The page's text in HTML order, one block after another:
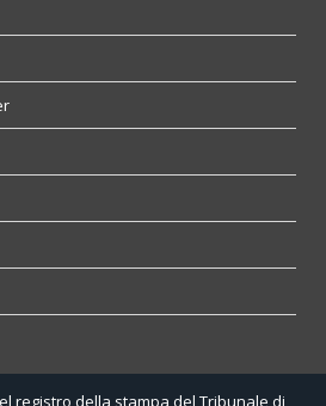
registro della stampa del Tribunale di